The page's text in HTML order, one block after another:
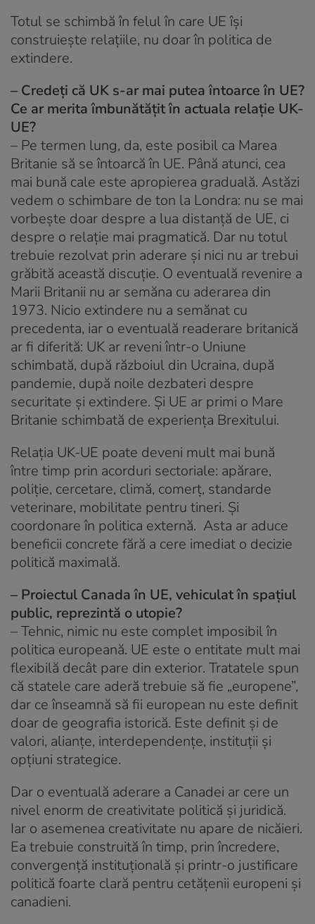
Totul se schimbă în felul în care UE își
construiește relațiile, nu doar în politica de
extindere.
– Credeți că UK s-ar mai putea întoarce în UE?
Ce ar merita îmbunătățit în actuala relație UK-
UE?
– Pe termen lung, da, este posibil ca Marea
Britanie să se întoarcă în UE. Până atunci, cea
mai bună cale este apropierea graduală. Astăzi
vedem o schimbare de ton la Londra: nu se mai
vorbește doar despre a lua distanță de UE, ci
despre o relație mai pragmatică. Dar nu totul
trebuie rezolvat prin aderare și nici nu ar trebui
grăbită această discuție. O eventuală revenire a
Marii Britanii nu ar semăna cu aderarea din
1973. Nicio extindere nu a semănat cu
precedenta, iar o eventuală readerare britanică
ar fi diferită: UK ar reveni într-o Uniune
schimbată, după războiul din Ucraina, după
pandemie, după noile dezbateri despre
securitate și extindere. Și UE ar primi o Mare
Britanie schimbată de experiența Brexitului.
Relația UK-UE poate deveni mult mai bună
între timp prin acorduri sectoriale: apărare,
poliție, cercetare, climă, comerț, standarde
veterinare, mobilitate pentru tineri. Și
coordonare în politica externă. Asta ar aduce
beneficii concrete fără a cere imediat o decizie
politică maximală.
– Proiectul Canada în UE, vehiculat în spațiul
public, reprezintă o utopie?
– Tehnic, nimic nu este complet imposibil în
politica europeană. UE este o entitate mult mai
flexibilă decât pare din exterior. Tratatele spun
că statele care aderă trebuie să fie „europene”,
dar ce înseamnă să fii european nu este definit
doar de geografia istorică. Este definit și de
valori, alianțe, interdependențe, instituții și
opțiuni strategice.
Dar o eventuală aderare a Canadei ar cere un
nivel enorm de creativitate politică și juridică.
Iar o asemenea creativitate nu apare de nicăieri.
Ea trebuie construită în timp, prin încredere,
convergență instituțională și printr-o justificare
politică foarte clară pentru cetățenii europeni și
canadieni.